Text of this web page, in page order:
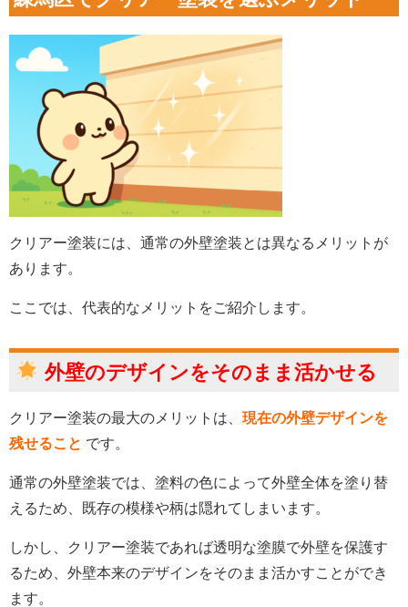
クリアー塗装には、通常の外壁塗装とは異なるメリットが
あります。
ここでは、代表的なメリットをご紹介します。
外壁のデザインをそのまま活かせる
クリアー塗装の最大のメリットは、 現在の外壁デザインを
残せること です。
通常の外壁塗装では、塗料の色によって外壁全体を塗り替
えるため、既存の模様や柄は隠れてしまいます。
しかし、クリアー塗装であれば透明な塗膜で外壁を保護す
るため、外壁本来のデザインをそのまま活かすことができ
ます。